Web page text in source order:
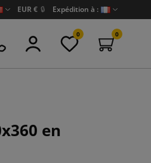
EUR € 🔒 Expédition à :
0 0
en